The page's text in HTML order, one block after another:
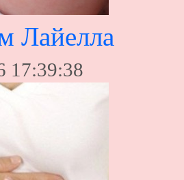
Лайелла
17:39:38